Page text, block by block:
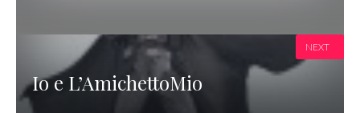
Io e L’AmichettoMio
NEXT